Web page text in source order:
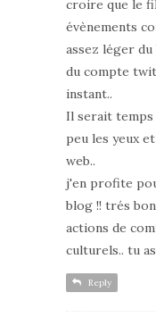
croire que le
évènements
assez léger
du compte
instant..
Il serait temps
peu les yeux
web..
j'en profite
blog !! trés
actions de
culturels.. tu
Reply